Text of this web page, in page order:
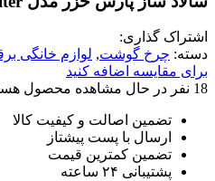
اشتراک گذاری:
دسته: چرخ گوشت, لوازم خانگی
برای مقایسه اضافه کنید
18 نفر در حال مشاهده محصول
تضمین اصالت و کیفیت کالا
ارسال با پست پیشتاز
تضمین کمترین قیمت
پشتیبانی ۲۴ ساعته